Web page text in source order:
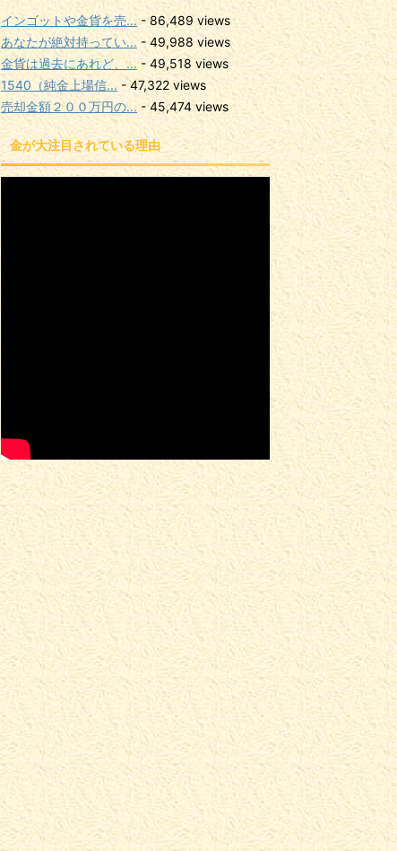
インゴットや金貨を売... - 86,489 views
あなたが絶対持ってい... - 49,988 views
金貨は過去にあれど、... - 49,518 views
1540（純金上場信... - 47,322 views
売却金額２００万円の... - 45,474 views
金が大注目されている理由